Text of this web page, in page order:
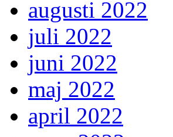
augusti 2022
juli 2022
juni 2022
maj 2022
april 2022